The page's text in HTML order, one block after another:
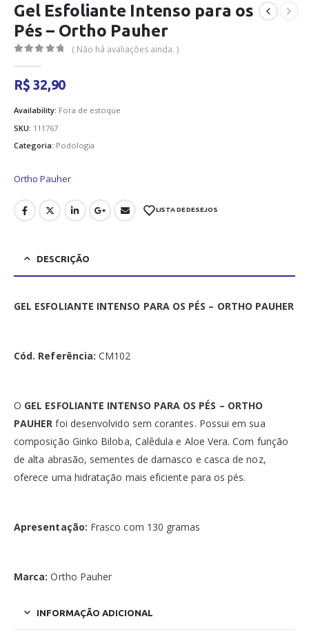
Gel Esfoliante Intenso para os
Pés – Ortho Pauher
( Não há avaliações ainda. )
R$ 32,90
Availability: Fora de estoque
SKU: 111767
Categoria: Podologia
Ortho Pauher
LISTA DE DESEJOS
DESCRIÇÃO
GEL ESFOLIANTE INTENSO PARA OS PÉS – ORTHO PAUHER
Cód. Referência:CM102
O GEL ESFOLIANTE INTENSO PARA OS PÉS – ORTHO
PAUHER foi desenvolvido sem corantes. Possui em sua
composição Ginko Biloba, Calêdula e Aloe Vera. Com função
de alta abrasão, sementes de damasco e casca de noz,
oferece uma hidratação mais eficiente para os pés.
Apresentação: Frasco com 130 gramas
Marca: Ortho Pauher
INFORMAÇÃO ADICIONAL